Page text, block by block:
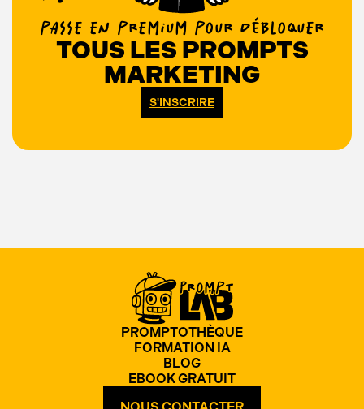
PASSE EN PREMIUM POUR DÉBLOQUER
TOUS LES PROMPTS
MARKETING
S'INSCRIRE
PROMPTOTHÈQUE
FORMATION IA
BLOG
EBOOK GRATUIT